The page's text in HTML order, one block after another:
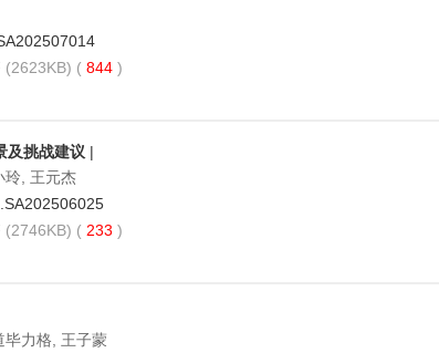
(2623KB) ( 844 )
及挑战建议 |
玲, 王元杰
(2746KB) ( 233 )
力格, 王子蒙